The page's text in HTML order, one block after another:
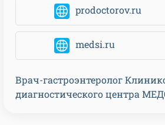
prodoctorov.ru
medsi.ru
Врач-гастроэнтеролог
диагностического центра